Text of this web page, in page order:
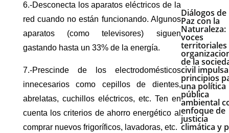
6.-Desconecta los aparatos eléctricos de la
red cuando no están funcionando. Algunos
aparatos (como televisores) siguen
gastando hasta un 33% de la energía.
7.-Prescinde de los electrodomésticos
innecesarios como cepillos de dientes,
abrelatas, cuchillos eléctricos, etc. Ten en
cuenta los criterios de ahorro energético al
comprar nuevos frigoríficos, lavadoras, etc.
Diálogos de
Paz con la
Naturaleza:
voces
territoriales
de la
civil
principios
una política
pública
ambiental
enfoque de
justicia
climática y